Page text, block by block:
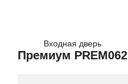
Входная дверь
Премиум PREM062